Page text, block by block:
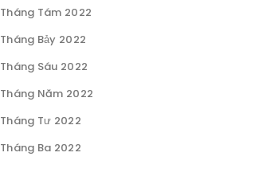
Tháng Tám 2022
Tháng Bảy 2022
Tháng Sáu 2022
Tháng Năm 2022
Tháng Tư 2022
Tháng Ba 2022